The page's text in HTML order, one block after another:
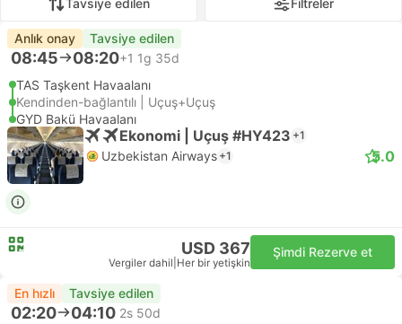
Tavsiye edilen Filtreler
Anlık onay Tavsiye edilen
08:45 08:20+1 1g 35d
TAS Taşkent Havaalanı
Kendinden-bağlantılı | Uçuş+Uçuş
GYD Bakü Havaalanı
Ekonomi | Uçuş #HY423 +1
Uzbekistan Airways +1 5.0
USD 367
Vergiler dahil Her bir yetişkin
Şimdi Rezerve et
En hızlı Tavsiye edilen
02:20 04:10 2s 50d